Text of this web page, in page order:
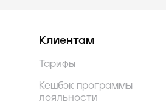
Клиентам
Тарифы
Кешбэк программы
лояльности